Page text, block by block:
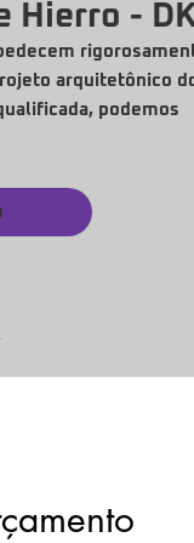
Hierro -
arquitetônico
podemos
separadamente.